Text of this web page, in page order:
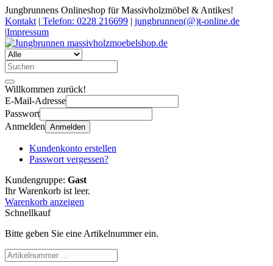
Jungbrunnens Onlineshop für Massivholzmöbel & Antikes!
Kontakt | Telefon: 0228 216699 | jungbrunnen(@)t-online.de
|Impressum
Willkommen zurück!
E-Mail-Adresse
Passwort
Anmelden Anmelden
Kundenkonto erstellen
Passwort vergessen?
Kundengruppe: Gast
Ihr Warenkorb ist leer.
Warenkorb anzeigen
Schnellkauf
Bitte geben Sie eine Artikelnummer ein.